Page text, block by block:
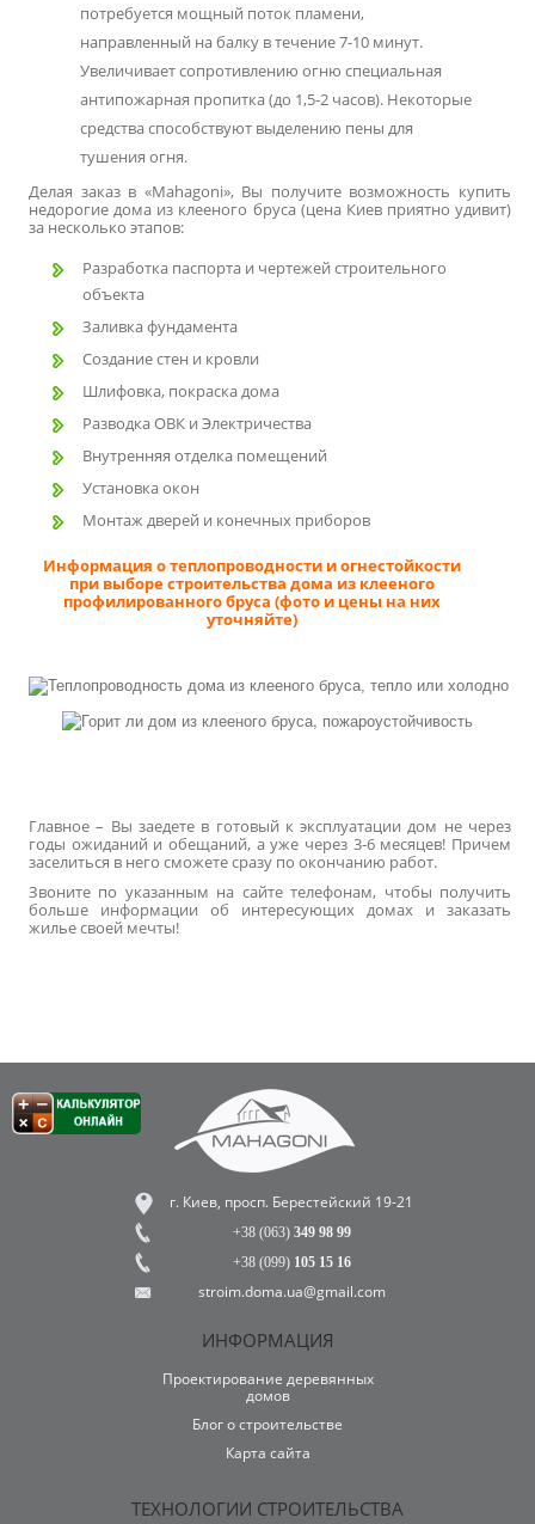
потребуется мощный поток пламени,
направленный на балку в течение 7-10 минут.
Увеличивает сопротивлению огню специальная
антипожарная пропитка (до 1,5-2 часов). Некоторые
средства способствуют выделению пены для
тушения огня.
Делая заказ в «Mahagoni», Вы получите возможность купить
недорогиедома из клееного бруса (цена Киевприятно удивит)
за несколько этапов:
Разработка паспорта и чертежей строительного
объекта
Заливка фундамента
Создание стен и кровли
Шлифовка, покраска дома
Разводка ОВК и Электричества
Внутренняя отделка помещений
Установка окон
Монтаж дверей и конечных приборов
Информация о теплопроводности и огнестойкости
при выборе строительства дома из клееного
профилированного бруса (фото и цены на них
уточняйте)
Главное – Вы заедете в готовый к эксплуатации дом не через
годы ожиданий и обещаний, а уже через 3-6 месяцев! Причем
заселиться в него сможете сразу по окончанию работ.
Звоните по указанным на сайте телефонам, чтобы получить
больше информации об интересующих домах и заказать
жилье своей мечты!
г. Киев, просп. Берестейский 19-21
+38 (063) 349 98 99
+38 (099) 105 15 16
stroim.doma.ua@gmail.com
ИНФОРМАЦИЯ
Проектирование деревянных
домов
Блог о строительстве
Карта сайта
ТЕХНОЛОГИИ СТРОИТЕЛЬСТВА